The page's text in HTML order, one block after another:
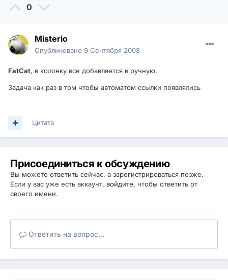
0
Misterio
Опубликовано 9 Сентября 2008
FatCat, в колонку все добавляется в ручную.
Задача как раз в том чтобы автоматом ссылки появлялись
Цитата
Присоединиться к обсуждению
Вы можете ответить сейчас, а зарегистрироваться позже.
Если у вас уже есть аккаунт, войдите, чтобы ответить от
своего имени.
Ответить на вопрос...